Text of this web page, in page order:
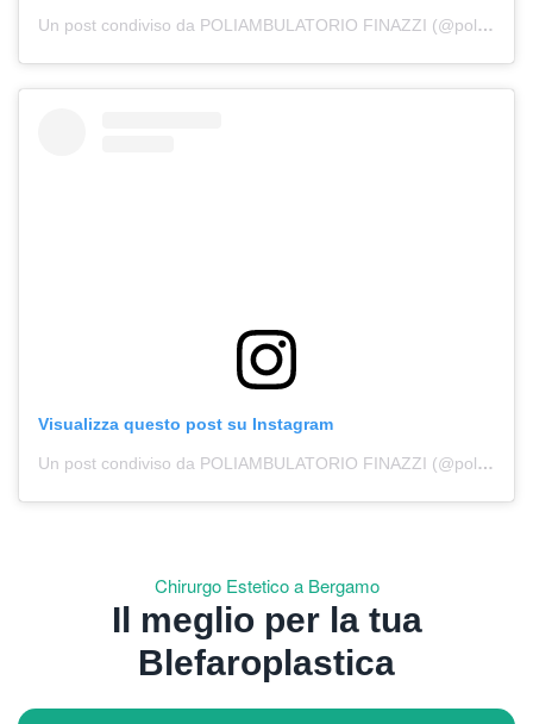
Un post condiviso da POLIAMBULATORIO FINAZZI (@poliambulatorio.finazzi)
Visualizza questo post su Instagram
Un post condiviso da POLIAMBULATORIO FINAZZI (@poliambulatorio.finazzi)
Chirurgo Estetico a Bergamo
Il meglio per la tua
Blefaroplastica